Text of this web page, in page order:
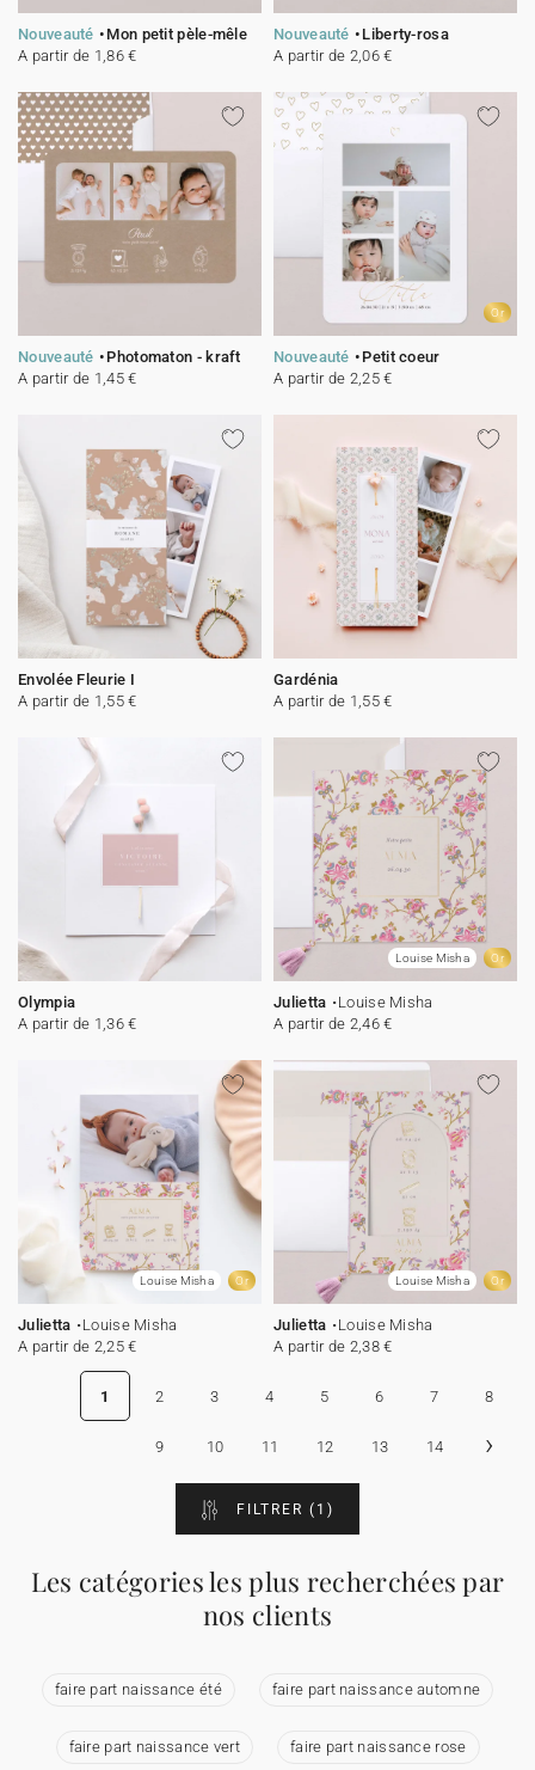
Nouveauté
Mon petit pèle-mêle
A partir de 1,86 €
Nouveauté
Liberty-rosa
A partir de 2,06 €
Nouveauté
Photomaton - kraft
A partir de 1,45 €
Or
Nouveauté
Petit coeur
A partir de 2,25 €
Envolée Fleurie I
A partir de 1,55 €
Gardénia
A partir de 1,55 €
Olympia
A partir de 1,36 €
Louise Misha Or
Julietta
Louise Misha
A partir de 2,46 €
Louise Misha Or
Julietta
Louise Misha
A partir de 2,25 €
Louise Misha Or
Julietta
Louise Misha
A partir de 2,38 €
1 2 3 4 5 6 7 8
9 10 11 12 13 14 ›
FILTRER (1)
Les catégories les plus recherchées par
nos clients
faire part naissance été faire part naissance automne
faire part naissance vert faire part naissance rose